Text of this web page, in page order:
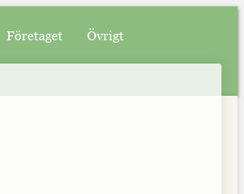
Företaget Övrigt